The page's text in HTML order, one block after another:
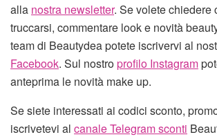
alla nostra newsletter. Se volete chiedere
truccarsi, commentare look e novità
team di Beautydea potete iscrivervi al
Facebook. Sul nostroprofilo Instagram
anteprima le novità make up.
Se siete interessati ai codici sconto,
iscrivetevi al canale Telegram sconti